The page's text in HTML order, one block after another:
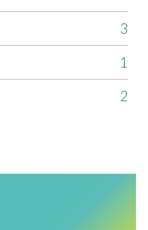
3
1
2